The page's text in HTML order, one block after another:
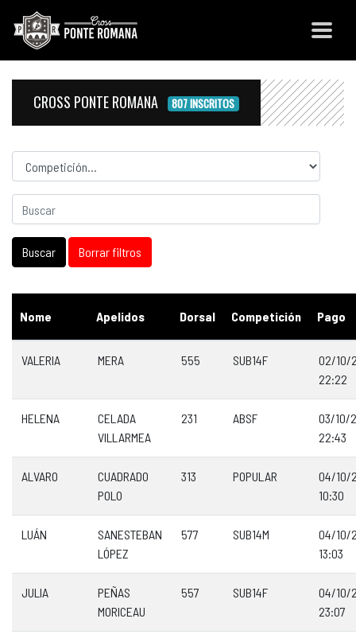
CROSS PONTE ROMANA 807 INSCRITOS
Competicion
Nome Apelidos Dorsal Competición Pago
VALERIA MERA 555 SUB14F
02/10/
22:22
HELENA
CELADA
VILLARMEA
231 ABSF
03/10/
22:43
ALVARO
CUADRADO
POLO
313 POPULAR
04/10/
10:30
LUÁN
SANESTEBAN
LÓPEZ
577 SUB14M
04/10/
13:03
JULIA
PEÑAS
MORICEAU
557 SUB14F
04/10/
23:07